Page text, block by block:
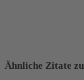
Ähnliche Zitate